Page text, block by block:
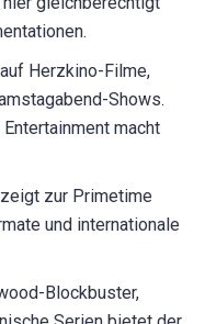
Herzkino-Filme,
Shows.
macht
zur Primetime
und internationale
Blockbuster,